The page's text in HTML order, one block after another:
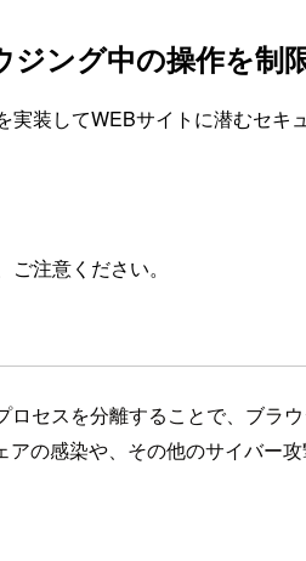
ング中の操作を制
装してWEBサイトに潜むセキ
注意ください。
セスを分離することで、ブラ
の感染や、その他のサイバー